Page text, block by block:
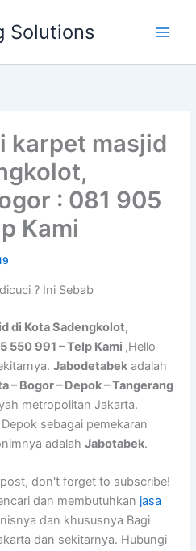
Solutions
karpet masjid
: 081 905
Kami
? Ini Sebab
di Kota Sadengkolot,
550 991 – Telp Kami ,Hello
Jabodetabek adalah
– Bogor – Depok – Tangerang
metropolitan Jakarta.
sebagai pemekaran
adalahJabotabek.
don't forget to subscribe!
dan membutuhkan jasa
dan khususnya Bagi
dan sekitarnya. Hubungi